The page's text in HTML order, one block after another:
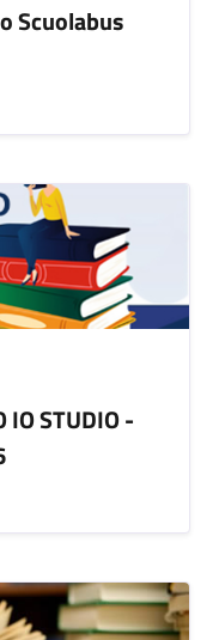
Scuolabus
IO STUDIO -